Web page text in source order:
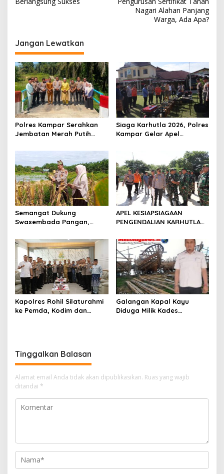
v
a
s
i
p
o
s
Nagari Alahan Panjang
Warga, Ada Apa?
Jangan Lewatkan
Polres Kampar Serahkan
Jembatan Merah Putih
Warga Pulau Jambu Kuok
Siaga Karhutla 2026, Polres
Kampar Gelar Apel
Terkait
Semangat Dukung
Swasembada Pangan,
Langsung Panen Jagung di
Sendayan
APEL KESIAPSIAGAAN
PENGENDALIAN KARHUTLA
TAHUN 2026, PERKUAT
SINERGI HADAPI MUSIM
KEMARAU DAN POTENSI EL
NINO
Kapolres Rohil Silaturahmi
ke Pemda, Kodim dan
Galangan Kapal Kayu
Diduga Milik Kades
Tinggalkan Balasan
Alamat email Anda tidak akan dipublikasikan. Ruas yang wajib
ditandai *